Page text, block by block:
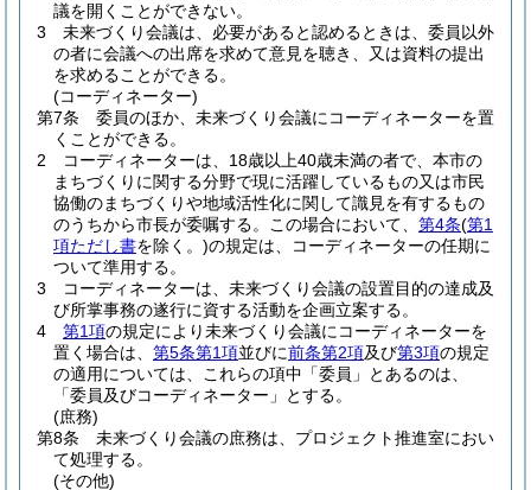
議を開くことができない。
3
未来づくり会議は、必要があると認めるときは、委員以外
の者に会議への出席を求めて意見を聴き、又は資料の提出
を求めることができる。
(コーディネーター)
第7条
委員のほか、未来づくり会議にコーディネーターを置
くことができる。
2
コーディネーターは、18歳以上40歳未満の者で、本市の
まちづくりに関する分野で現に活躍しているもの又は市民
協働のまちづくりや地域活性化に関して識見を有するもの
のうちから市長が委嘱する。
この場合において、 第4条(第1
項ただし書を除く。)の規定は、コーディネーターの任期に
ついて準用する。
3
コーディネーターは、未来づくり会議の設置目的の達成及
び所掌事務の遂行に資する活動を企画立案する。
4
第1項の規定により未来づくり会議にコーディネーターを
置く場合は、 第5条第1項並びに前条第2項及び第3項の規定
の適用については、これらの項中「委員」とあるのは、
「委員及びコーディネーター」とする。
(庶務)
第8条
未来づくり会議の庶務は、プロジェクト推進室におい
て処理する。
(その他)